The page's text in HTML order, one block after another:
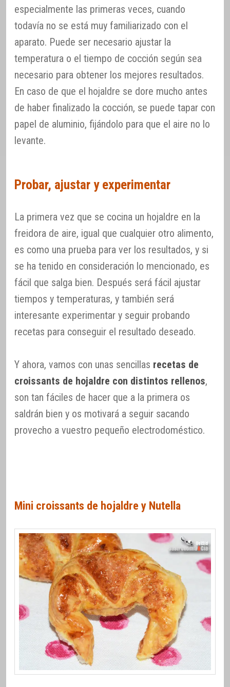
especialmente las primeras veces, cuando
todavía no se está muy familiarizado con el
aparato. Puede ser necesario ajustar la
temperatura o el tiempo de cocción según sea
necesario para obtener los mejores resultados.
En caso de que el hojaldre se dore mucho antes
de haber finalizado la cocción, se puede tapar con
papel de aluminio, fijándolo para que el aire no lo
levante.
Probar, ajustar y experimentar
La primera vez que se cocina un hojaldre en la
freidora de aire, igual que cualquier otro alimento,
es como una prueba para ver los resultados, y si
se ha tenido en consideración lo mencionado, es
fácil que salga bien. Después será fácil ajustar
tiempos y temperaturas, y también será
interesante experimentar y seguir probando
recetas para conseguir el resultado deseado.
Y ahora, vamos con unas sencillas recetas de
croissants de hojaldre con distintos rellenos,
son tan fáciles de hacer que a la primera os
saldrán bien y os motivará a seguir sacando
provecho a vuestro pequeño electrodoméstico.
Mini croissants de hojaldre y Nutella